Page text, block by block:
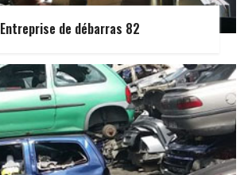
Entreprise de débarras 82